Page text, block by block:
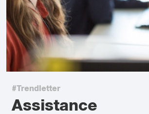
#Trendletter
Assistance